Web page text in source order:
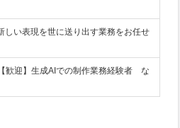
しい表現を世に送り出す業務をお任せ
歓迎】生成AIでの制作業務経験者 な